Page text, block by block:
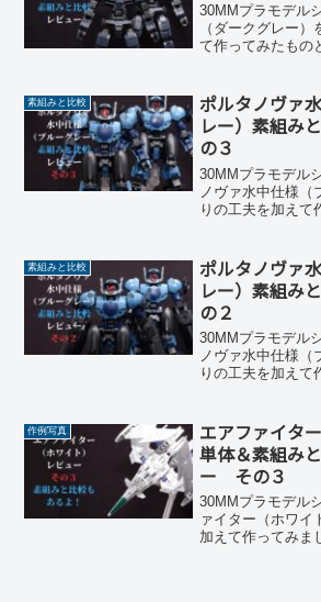
30MMプラモデル
（ダークグレー）
て作ってみたもの
素組みと比較
ポルタノヴァ
レー）素組み
の３
30MMプラモデル
ノヴァ水中仕様（
りの工夫を加えて
素組みと比較
ポルタノヴァ
レー）素組み
の２
30MMプラモデル
ノヴァ水中仕様（
りの工夫を加えて
作例写真
エアファイタ
単体＆素組み
ー その３
30MMプラモデル
ァイター（ホワイ
加えて作ってみま